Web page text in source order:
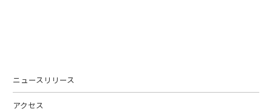
ニュースリリース
アクセス